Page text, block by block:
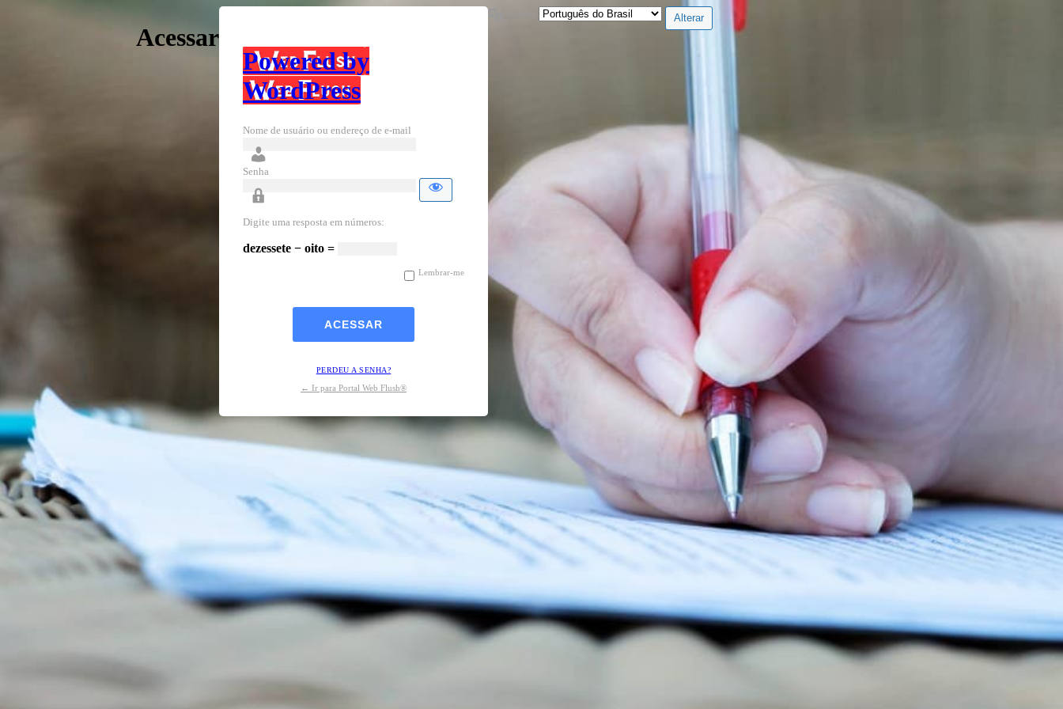
Acessar
Powered by
WordPress
Nome de usuário ou endereço de e-mail
Senha
Digite uma resposta em números:
dezessete − oito =
Lembrar-me
PERDEU A SENHA?
← Ir para Portal Web Flush®